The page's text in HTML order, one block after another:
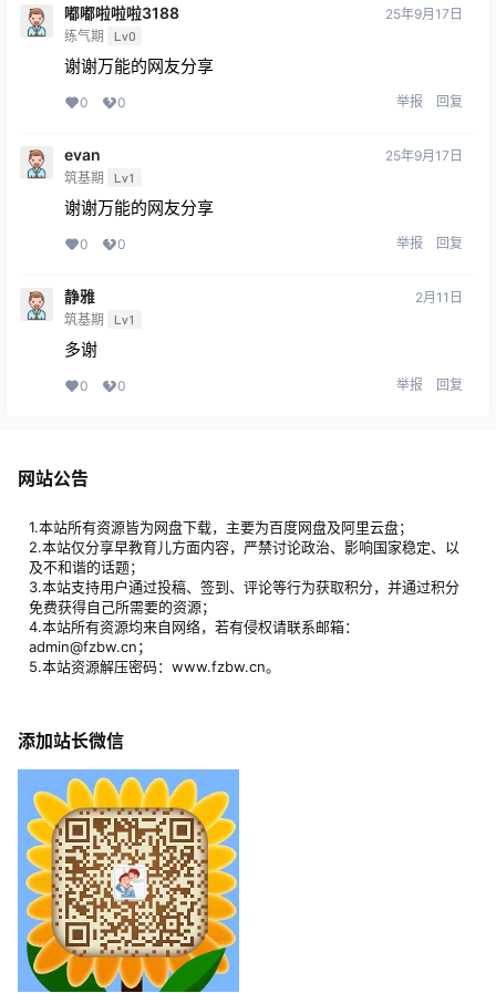
嘟嘟啦啦啦3188
练气期 Lv0
25年9月17日
谢谢万能的网友分享
0 0 举报 回复
evan
筑基期 Lv1
25年9月17日
谢谢万能的网友分享
0 0 举报 回复
静雅
筑基期 Lv1
2月11日
多谢
0 0 举报 回复
网站公告
1.本站所有资源皆为网盘下载，主要为百度网盘及阿里云盘；
2.本站仅分享早教育儿方面内容，严禁讨论政治、影响国家稳定、以
及不和谐的话题；
3.本站支持用户通过投稿、签到、评论等行为获取积分，并通过积分
免费获得自己所需要的资源；
4.本站所有资源均来自网络，若有侵权请联系邮箱：
admin@fzbw.cn；
5.本站资源解压密码：www.fzbw.cn。
添加站长微信